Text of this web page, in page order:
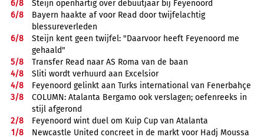
6/8
Steijn openhartig over debuutjaar bij Feyenoord
6/8
Bayern haakte af voor Read door twijfelachtig
blessureverleden
6/8
Steijn kent geen twijfel: "Daarvoor heeft Feyenoord me
gehaald"
5/8
Transfer Read naar AS Roma van de baan
4/8
Sliti wordt verhuurd aan Excelsior
4/8
Feyenoord gelinkt aan Turks international van Fenerbahçe
3/8
COLUMN: Atalanta Bergamo ook verslagen; oefenreeks in
stijl afgerond
2/8
Feyenoord wint duel om Kuip Cup van Atalanta
1/8
Newcastle United concreet in de markt voor Hadj Moussa